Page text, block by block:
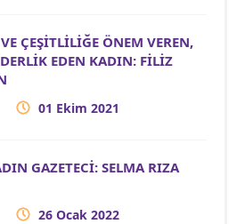
ÇEŞİTLİLİĞE ÖNEM VEREN,
EDEN KADIN: FİLİZ
01 Ekim 2021
GAZETECİ: SELMA RIZA
26 Ocak 2022